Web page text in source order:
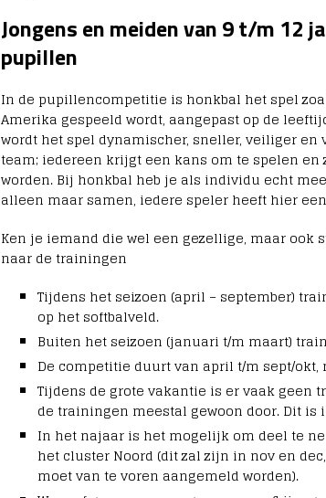
Jongens en meiden van 9 t/m 12
pupillen
In de pupillencompetitie is honkbal het spel
Amerika gespeeld wordt, aangepast op de
wordt het spel dynamischer, sneller, veiliger
team; iedereen krijgt een kans om te spelen
worden. Bij honkbal heb je als individu echt
alleen maar samen, iedere speler heeft hier
Ken je iemand die wel een gezellige, maar ook
naar de trainingen
Tijdens het seizoen (april – september)
op het softbalveld.
Buiten het seizoen (januari t/m maart)
De competitie duurt van april t/m sept/okt,
Tijdens de grote vakantie is er vaak geen
de trainingen meestal gewoon door. Dit
In het najaar is het mogelijk om deel te
het cluster Noord (dit zal zijn in nov en
moet van te voren aangemeld worden).